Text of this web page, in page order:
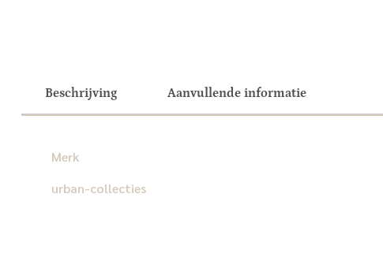
Beschrijving Aanvullende informatie
Merk
urban-collecties